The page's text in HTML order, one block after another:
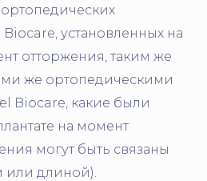
ортопедических
установленных на
отторжения, таким же
же ортопедическими
Biocare, какие были
на момент
могут быть связаны
или длиной).